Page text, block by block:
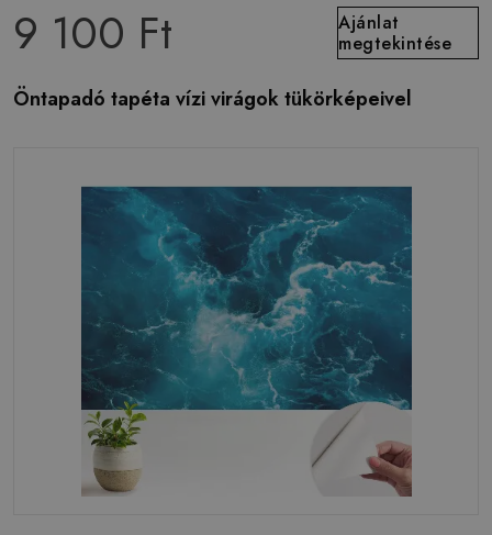
9 100 Ft
Ajánlat
megtekintése
Öntapadó tapéta vízi virágok tükörképeivel